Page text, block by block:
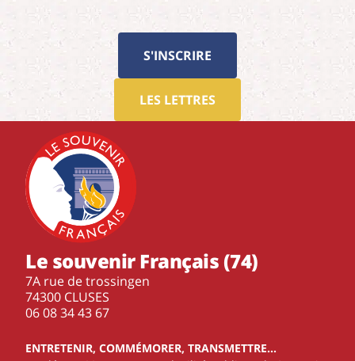
S'INSCRIRE
LES LETTRES
Le souvenir Français (74)
7A rue de trossingen
74300 CLUSES
‭06 08 34 43 67‬
ENTRETENIR, COMMÉMORER, TRANSMETTRE…